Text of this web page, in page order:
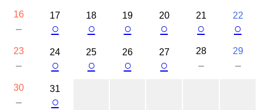
16
－
17
○
18
○
19
○
20
○
21
○
22
○
23
－
24
○
25
○
26
○
27
○
28
－
29
－
30
－
31
○